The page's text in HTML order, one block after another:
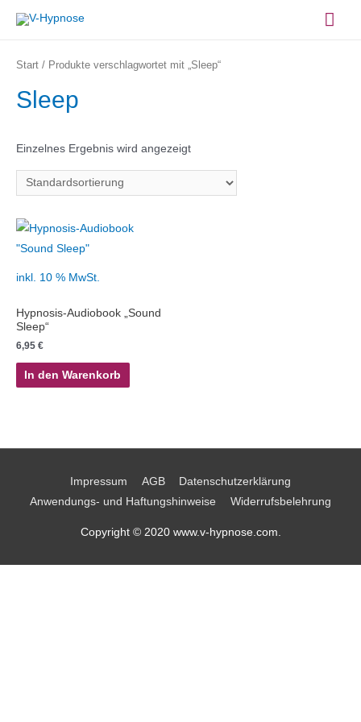
Inhalt
Start / Produkte verschlagwortet mit „Sleep“
Sleep
Einzelnes Ergebnis wird angezeigt
inkl. 10 % MwSt.
Hypnosis-Audiobook „Sound
Sleep“
6,95 €
In den Warenkorb
Impressum AGB
Datenschutzerklärung
Anwendungs- und Haftungshinweise
Widerrufsbelehrung
Copyright © 2020 www.v-hypnose.com.